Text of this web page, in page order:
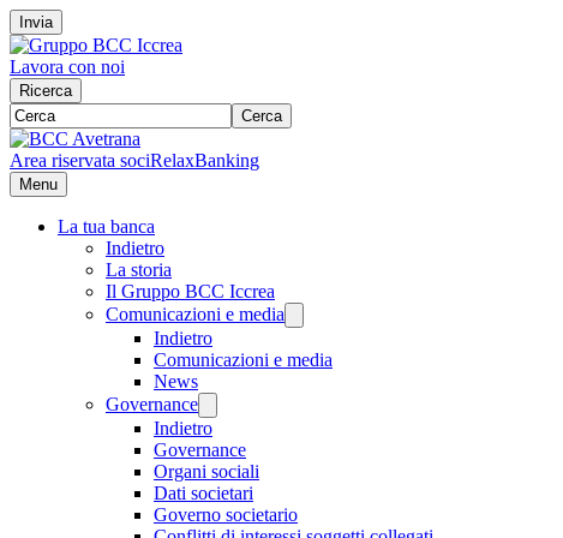
Invia
Lavora con noi
Ricerca
Cerca
Area riservata sociRelaxBanking
Menu
La tua banca
Indietro
La storia
Il Gruppo BCC Iccrea
Comunicazioni e media
Indietro
Comunicazioni e media
News
Governance
Indietro
Governance
Organi sociali
Dati societari
Governo societario